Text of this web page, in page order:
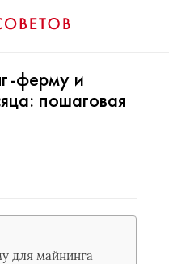
ферму и
пошаговая
для майнинга